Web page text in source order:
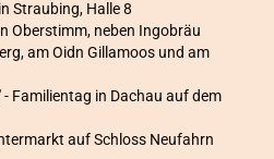
Straubing, Halle 8
Oberstimm, neben Ingobräu
am Oidn Gillamoos und am
Familientag in Dachau auf dem
auf Schloss Neufahrn